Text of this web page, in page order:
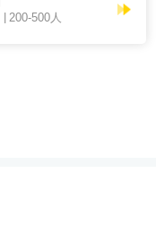
200-500人